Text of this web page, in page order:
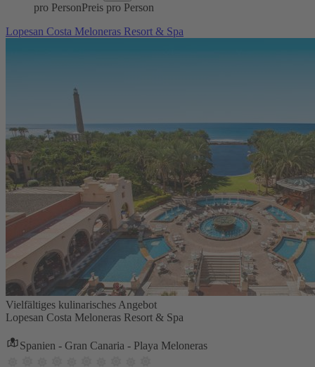
pro PersonPreis pro Person
Lopesan Costa Meloneras Resort & Spa
Vielfältiges kulinarisches Angebot
Lopesan Costa Meloneras Resort & Spa
Spanien - Gran Canaria - Playa Meloneras